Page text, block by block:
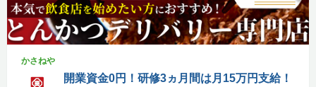
かさねや
開業資金0円！研修3ヵ月間は月15万円支給！